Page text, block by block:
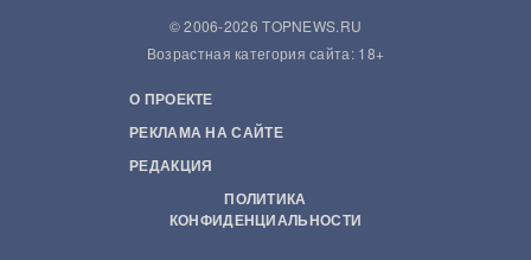
© 2006-2026 TOPNEWS.RU
Возрастная категория сайта: 18+
О ПРОЕКТЕ
РЕКЛАМА НА САЙТЕ
РЕДАКЦИЯ
ПОЛИТИКА
КОНФИДЕНЦИАЛЬНОСТИ